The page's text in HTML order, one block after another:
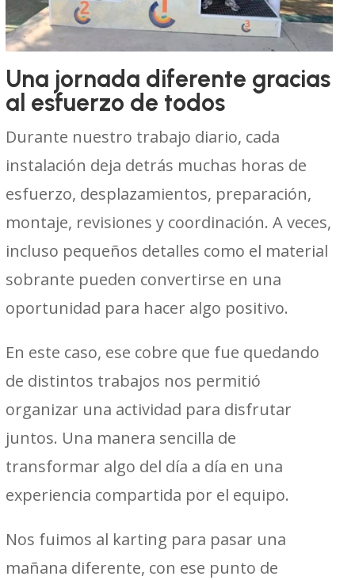
Una jornada diferente gracias
al esfuerzo de todos
Durante nuestro trabajo diario, cada
instalación deja detrás muchas horas de
esfuerzo, desplazamientos, preparación,
montaje, revisiones y coordinación. A veces,
incluso pequeños detalles como el material
sobrante pueden convertirse en una
oportunidad para hacer algo positivo.
En este caso, ese cobre que fue quedando
de distintos trabajos nos permitió
organizar una actividad para disfrutar
juntos. Una manera sencilla de
transformar algo del día a día en una
experiencia compartida por el equipo.
Nos fuimos al karting para pasar una
mañana diferente, con ese punto de